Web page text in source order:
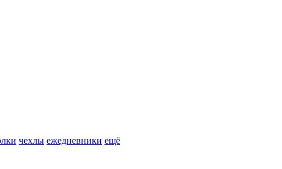
чехлы ежедневники ещё